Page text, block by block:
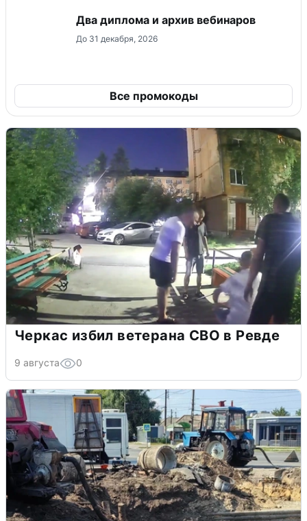
Два диплома и архив вебинаров
До 31 декабря, 2026
Все промокоды
Черкас избил ветерана СВО в Ревде
9 августа 0